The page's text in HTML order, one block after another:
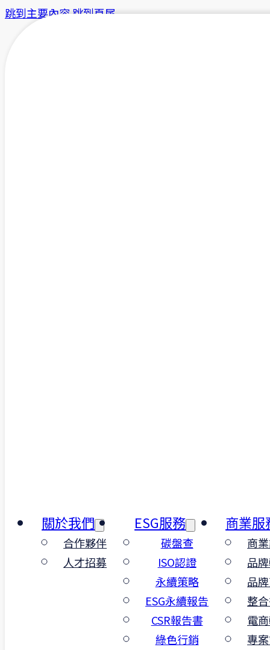
跳到主要內容跳到頁尾
關於我們
合作夥伴
人才招募
ESG服務
碳盤查
ISO認證
永續策略
ESG永續報告
CSR報告書
綠色行銷
商業服
商
品
品
整
電
專